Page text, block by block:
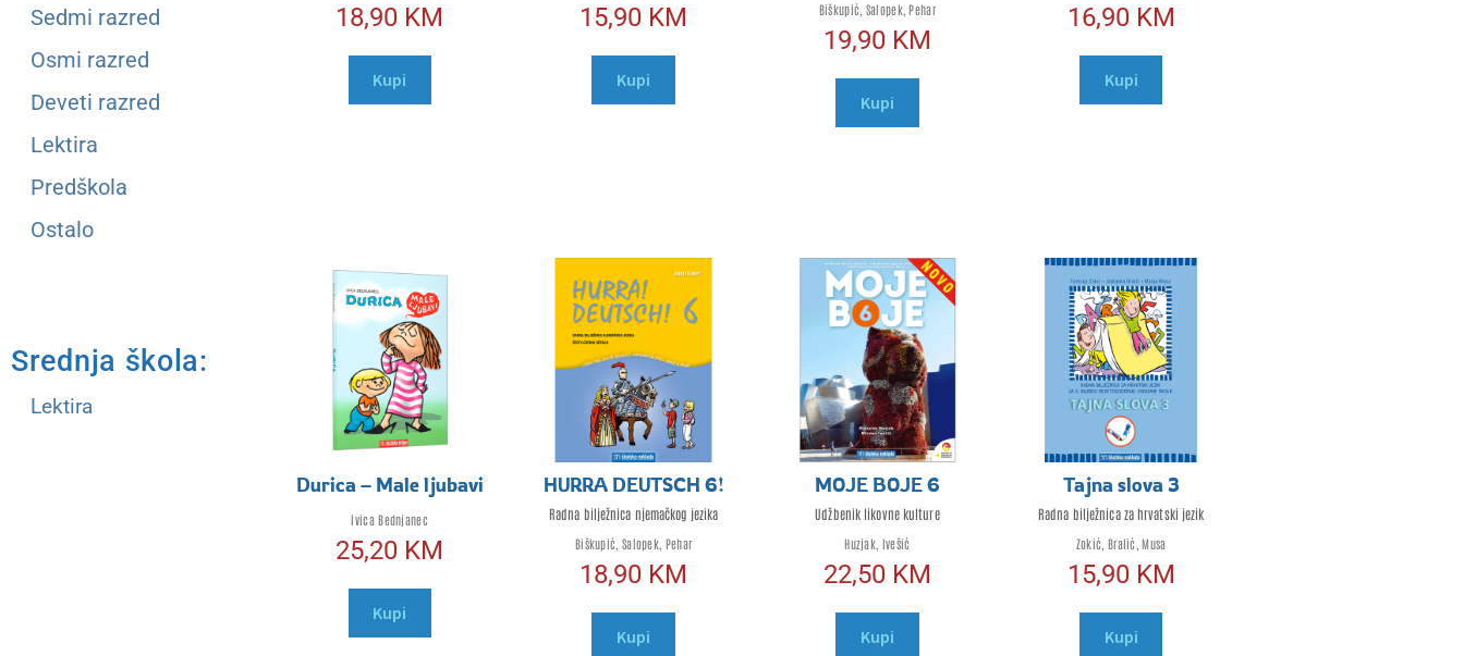
Sedmi razred
Osmi razred
Deveti razred
Lektira
Predškola
Ostalo
Srednja škola:
Lektira
18,90 KM
Kupi
15,90 KM
Kupi
Biškupić, Salopek, Pehar
19,90 KM
Kupi
16,90 KM
Kupi
Durica – Male ljubavi
Ivica Bednjanec
25,20 KM
Kupi
HURRA DEUTSCH 6!
Radna bilježnica njemačkog jezika
Biškupić, Salopek, Pehar
18,90 KM
Kupi
MOJE BOJE 6
Udžbenik likovne kulture
Huzjak, Ivešić
22,50 KM
Kupi
Tajna slova 3
Radna bilježnica za hrvatski jezik
Zokić, Bralić, Musa
15,90 KM
Kupi